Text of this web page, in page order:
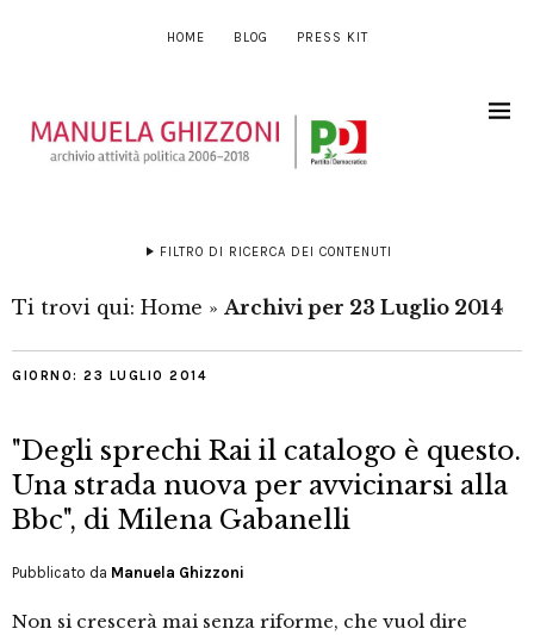
HOME BLOG PRESS KIT
FILTRO DI RICERCA DEI CONTENUTI
Ti trovi qui: Home » Archivi per 23 Luglio 2014
GIORNO: 23 LUGLIO 2014
"Degli sprechi Rai il catalogo è questo.
Una strada nuova per avvicinarsi alla
Bbc", di Milena Gabanelli
Pubblicato da Manuela Ghizzoni
Non si crescerà mai senza riforme, che vuol dire